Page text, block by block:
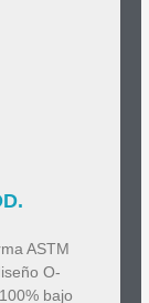
ASTM
O-
bajo